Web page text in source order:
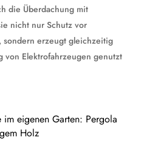
die Überdachung mit
nicht nur Schutz vor
sondern erzeugt gleichzeitig
von Elektrofahrzeugen genutzt
im eigenen Garten: Pergola
Holz